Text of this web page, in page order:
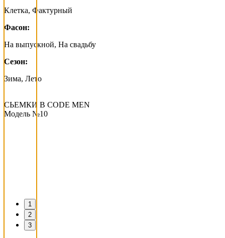
Клетка, Фактурный
Фасон:
На выпускной, На свадьбу
Сезон:
Зима, Лето
СЬЕМКИ В СODE MEN
Модель №10
1
2
3